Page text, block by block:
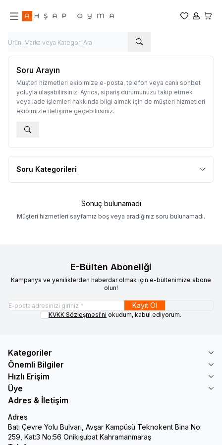
Favorilerim
Hesabım
Soru Arayın
Müşteri hizmetleri ekibimize e-posta, telefon veya canlı sohbet
yoluyla ulaşabilirsiniz. Ayrıca, sipariş durumunuzu takip etmek
veya iade işlemleri hakkında bilgi almak için de müşteri hizmetleri
ekibimizle iletişime geçebilirsiniz.
Soru Kategorileri
Sonuç bulunamadı
Müşteri hizmetleri sayfamız boş veya aradığınız soru bulunamadı.
E-Bülten Aboneliği
Kampanya ve yeniliklerden haberdar olmak için e-bültenimize abone
olun!
Kayıt Ol
KVKK Sözleşmesi'ni okudum, kabul ediyorum.
Kategoriler
Önemli Bilgiler
Hızlı Erişim
Üye
Adres & İletişim
Adres
Batı Çevre Yolu Bulvarı, Avşar Kampüsü Teknokent Bina No:
259, Kat:3 No:56 Onikişubat Kahramanmaraş